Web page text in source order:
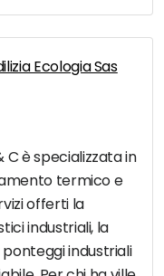
Ecologia Sas
C è specializzata in
termico e
offerti la
industriali, la
industriali